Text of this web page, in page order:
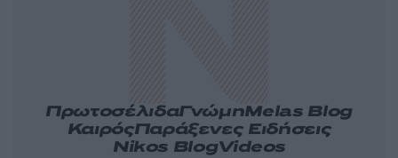
ΠρωτοσέλιδαΓνώμηMelas Blog
ΚαιρόςΠαράξενες Ειδήσεις
Nikos BlogVideos